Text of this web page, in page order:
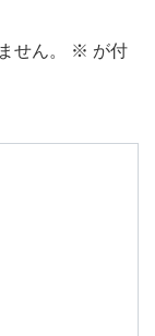
せん。 ※ が付